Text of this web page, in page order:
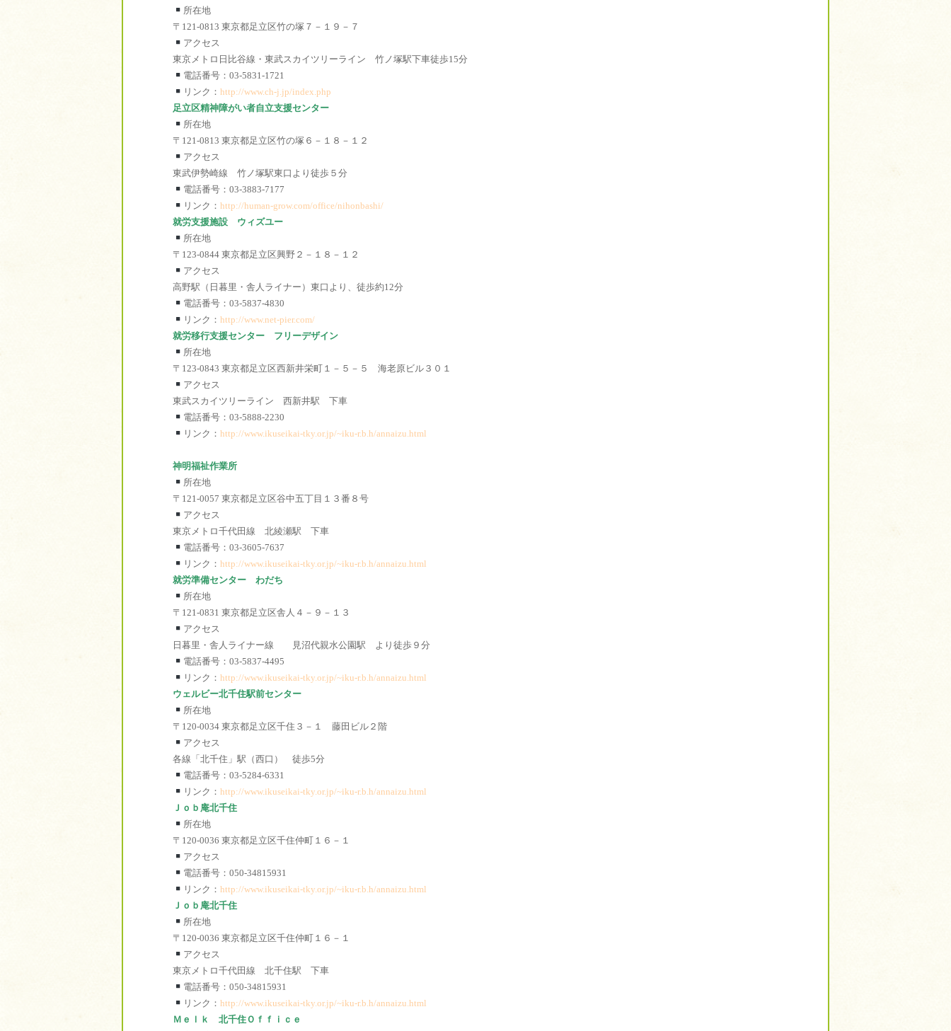
所在地
〒121-0813 東京都足立区竹の塚７－１９－７
アクセス
東京メトロ日比谷線・東武スカイツリーライン 竹ノ塚駅下車徒歩15分
電話番号：03-5831-1721
リンク： http://www.ch-j.jp/index.php
足立区精神障がい者自立支援センター
所在地
〒121-0813 東京都足立区竹の塚６－１８－１２
アクセス
東武伊勢崎線 竹ノ塚駅東口より徒歩５分
電話番号：03-3883-7177
リンク： http://human-grow.com/office/nihonbashi/
就労支援施設 ウィズユー
所在地
〒123-0844 東京都足立区興野２－１８－１２
アクセス
高野駅（日暮里・舎人ライナー）東口より、徒歩約12分
電話番号：03-5837-4830
リンク： http://www.net-pier.com/
就労移行支援センター フリーデザイン
所在地
〒123-0843 東京都足立区西新井栄町１－５－５ 海老原ビル３０１
アクセス
東武スカイツリーライン 西新井駅 下車
電話番号：03-5888-2230
リンク： http://www.ikuseikai-tky.or.jp/~iku-r.b.h/annaizu.html
神明福祉作業所
所在地
〒121-0057 東京都足立区谷中五丁目１３番８号
アクセス
東京メトロ千代田線 北綾瀬駅 下車
電話番号：03-3605-7637
リンク： http://www.ikuseikai-tky.or.jp/~iku-r.b.h/annaizu.html
就労準備センター わだち
所在地
〒121-0831 東京都足立区舎人４－９－１３
アクセス
日暮里・舎人ライナー線 見沼代親水公園駅 より徒歩９分
電話番号：03-5837-4495
リンク： http://www.ikuseikai-tky.or.jp/~iku-r.b.h/annaizu.html
ウェルビー北千住駅前センター
所在地
〒120-0034 東京都足立区千住３－１ 藤田ビル２階
アクセス
各線「北千住」駅（西口） 徒歩5分
電話番号：03-5284-6331
リンク： http://www.ikuseikai-tky.or.jp/~iku-r.b.h/annaizu.html
Ｊｏｂ庵北千住
所在地
〒120-0036 東京都足立区千住仲町１６－１
アクセス
電話番号：050-34815931
リンク： http://www.ikuseikai-tky.or.jp/~iku-r.b.h/annaizu.html
Ｊｏｂ庵北千住
所在地
〒120-0036 東京都足立区千住仲町１６－１
アクセス
東京メトロ千代田線 北千住駅 下車
電話番号：050-34815931
リンク： http://www.ikuseikai-tky.or.jp/~iku-r.b.h/annaizu.html
Ｍｅｌｋ 北千住Ｏｆｆｉｃｅ